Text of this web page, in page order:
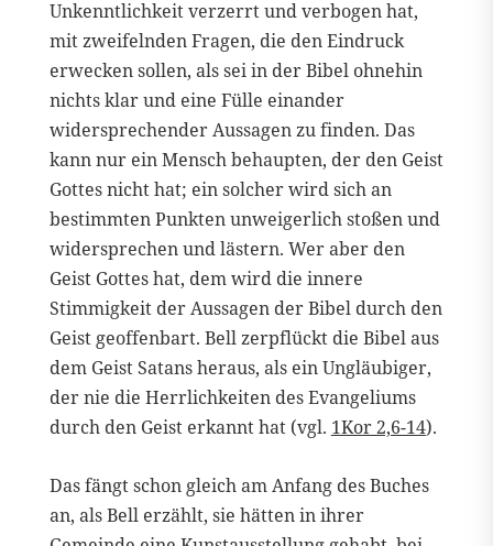
Unkenntlichkeit verzerrt und verbogen hat,
mit zweifelnden Fragen, die den Eindruck
erwecken sollen, als sei in der Bibel ohnehin
nichts klar und eine Fülle einander
widersprechender Aussagen zu finden. Das
kann nur ein Mensch behaupten, der den Geist
Gottes nicht hat; ein solcher wird sich an
bestimmten Punkten unweigerlich stoßen und
widersprechen und lästern. Wer aber den
Geist Gottes hat, dem wird die innere
Stimmigkeit der Aussagen der Bibel durch den
Geist geoffenbart. Bell zerpflückt die Bibel aus
dem Geist Satans heraus, als ein Ungläubiger,
der nie die Herrlichkeiten des Evangeliums
durch den Geist erkannt hat (vgl. 1Kor 2,6-14).
Das fängt schon gleich am Anfang des Buches
an, als Bell erzählt, sie hätten in ihrer